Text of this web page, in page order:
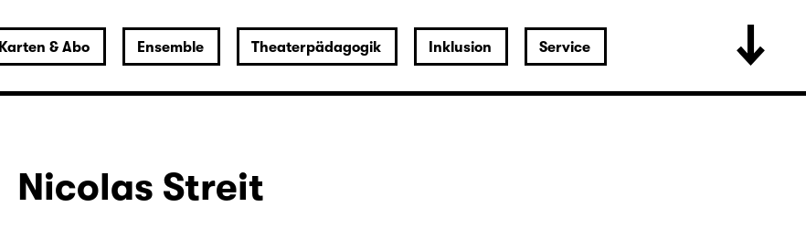
Karten & Abo Ensemble Theaterpädagogik Inklusion Service
Nicolas Streit